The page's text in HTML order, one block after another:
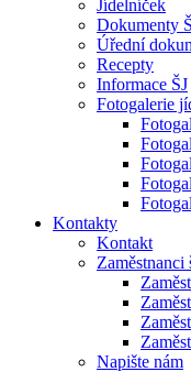
Jídelníček
Dokumenty
Úřední
Recepty
Informace ŠJ
Fotogalerie
Kontakty
Kontakt
Zaměstnanci
Napište nám